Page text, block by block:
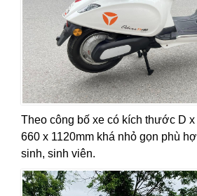
Theo công bố xe có kích thước D
660 x 1120mm khá nhỏ gọn phù
sinh, sinh viên.